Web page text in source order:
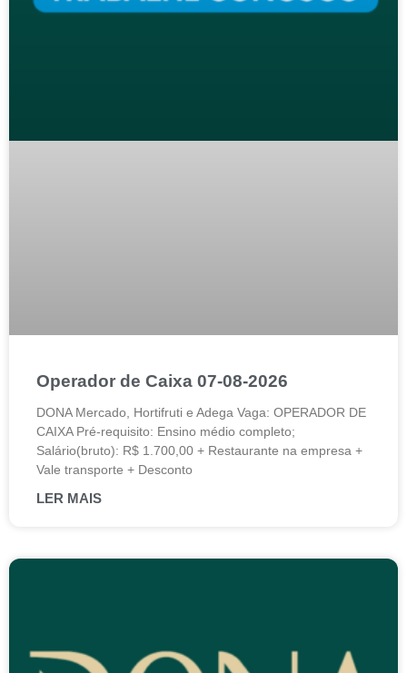
Operador de Caixa 07-08-2026
DONA Mercado, Hortifruti e Adega Vaga: OPERADOR DE
CAIXA Pré-requisito: Ensino médio completo;
Salário(bruto): R$ 1.700,00 + Restaurante na empresa +
Vale transporte + Desconto
LER MAIS